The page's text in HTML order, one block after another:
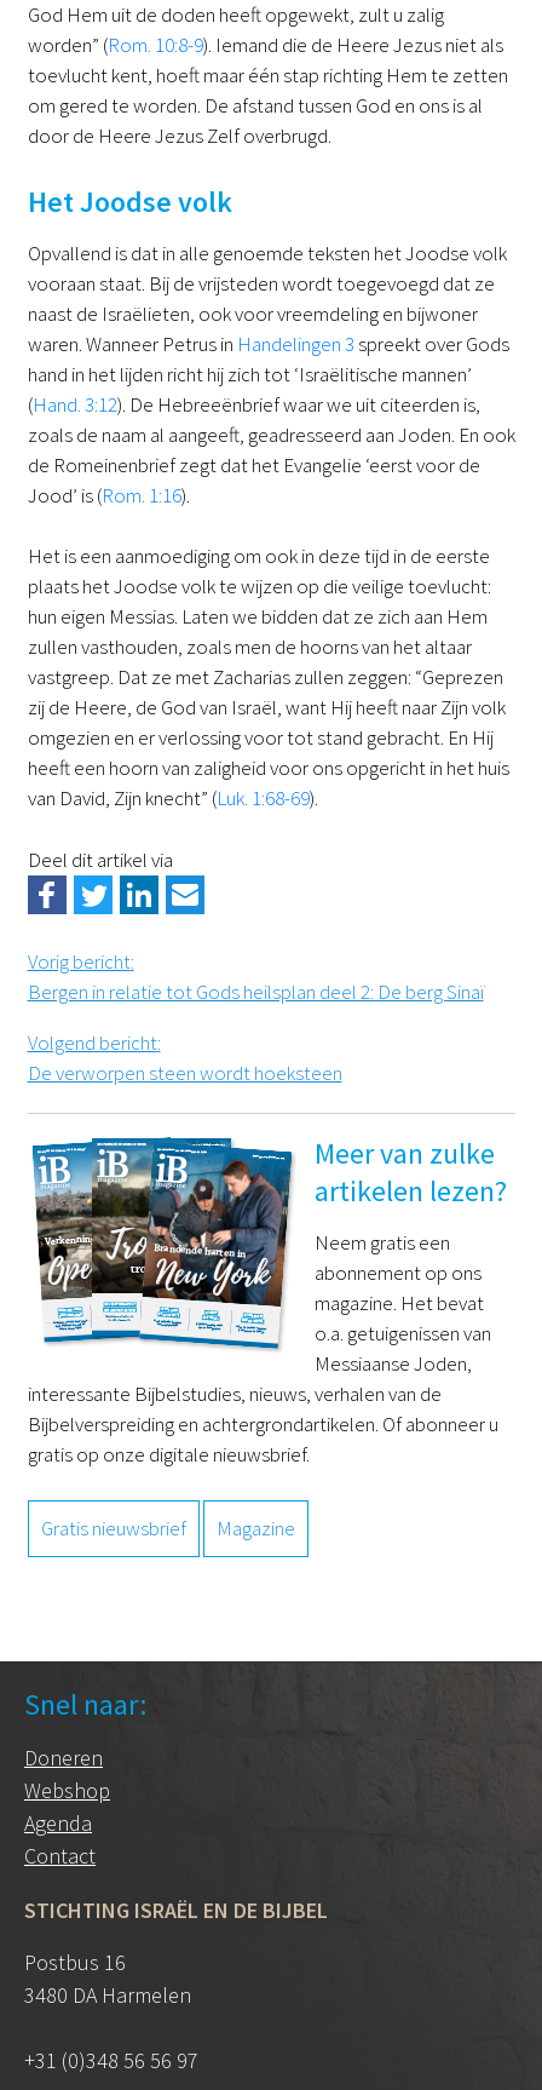
God Hem uit de doden heeft opgewekt, zult u zalig
worden” (Rom. 10:8-9). Iemand die de Heere Jezus niet als
toevlucht kent, hoeft maar één stap richting Hem te zetten
om gered te worden. De afstand tussen God en ons is al
door de Heere Jezus Zelf overbrugd.
Het Joodse volk
Opvallend is dat in alle genoemde teksten het Joodse volk
vooraan staat. Bij de vrijsteden wordt toegevoegd dat ze
naast de Israëlieten, ook voor vreemdeling en bijwoner
waren. Wanneer Petrus in Handelingen 3spreekt over Gods
hand in het lijden richt hij zich tot ‘Israëlitische mannen’
(Hand. 3:12). De Hebreeënbrief waar we uit citeerden is,
zoals de naam al aangeeft, geadresseerd aan Joden. En ook
de Romeinenbrief zegt dat het Evangelie ‘eerst voor de
Jood’ is (Rom. 1:16).
Het is een aanmoediging om ook in deze tijd in de eerste
plaats het Joodse volk te wijzen op die veilige toevlucht:
hun eigen Messias. Laten we bidden dat ze zich aan Hem
zullen vasthouden, zoals men de hoorns van het altaar
vastgreep. Dat ze met Zacharias zullen zeggen: “Geprezen
zij de Heere, de God van Israël, want Hij heeft naar Zijn volk
omgezien en er verlossing voor tot stand gebracht. En Hij
heeft een hoorn van zaligheid voor ons opgericht in het huis
van David, Zijn knecht” (Luk. 1:68-69).
Deel dit artikel via
Vorig bericht:
Bergen in relatie tot Gods heilsplan deel 2: De berg Sinaï
Volgend bericht:
De verworpen steen wordt hoeksteen
Meer van zulke
artikelen lezen?
Neem gratis een
abonnement op ons
magazine. Het bevat
o.a. getuigenissen van
Messiaanse Joden,
interessante Bijbelstudies, nieuws, verhalen van de
Bijbelverspreiding en achtergrondartikelen. Of abonneer u
gratis op onze digitale nieuwsbrief.
Gratis nieuwsbrief Magazine
Snel naar:
Doneren
Webshop
Agenda
Contact
STICHTING ISRAËL EN DE BIJBEL
Postbus 16
3480 DA Harmelen
+31 (0)348 56 56 97